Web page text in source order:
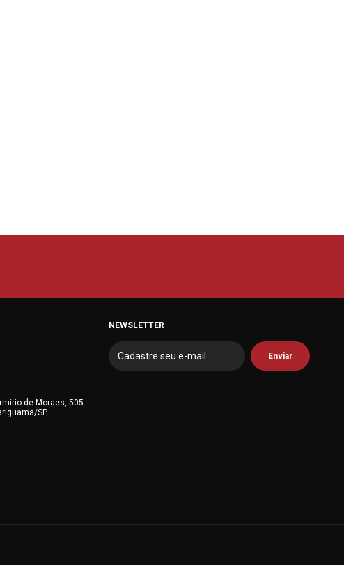
de Moraes, 505
SP
NEWSLETTER